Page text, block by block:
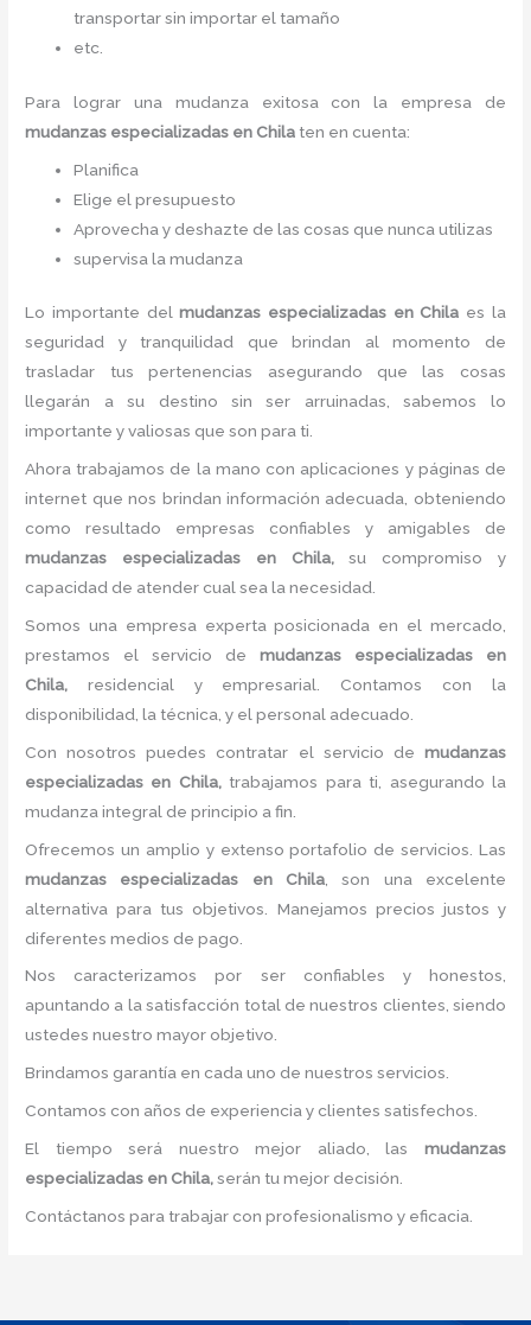
transportar sin importar el tamaño
etc.
Para lograr una mudanza exitosa con la empresa de
mudanzas especializadas en Chila ten en cuenta:
Planifica
Elige el presupuesto
Aprovecha y deshazte de las cosas que nunca utilizas
supervisa la mudanza
Lo importante delmudanzas especializadas en Chila es la
seguridad y tranquilidad que brindan al momento de
trasladar tus pertenencias asegurando que las cosas
llegarán a su destino sin ser arruinadas, sabemos lo
importante y valiosas que son para ti.
Ahora trabajamos de la mano con aplicaciones y páginas de
internet que nos brindan información adecuada, obteniendo
como resultado empresas confiables y amigables de
mudanzas especializadasen Chila,su compromiso y
capacidad de atender cual sea la necesidad.
Somos una empresa experta posicionada en el mercado,
prestamos el servicio de mudanzas especializadasen
Chila, residencial y empresarial. Contamos con la
disponibilidad, la técnica, y el personal adecuado.
Con nosotros puedes contratar el servicio de mudanzas
especializadas en Chila, trabajamos para ti, asegurando la
mudanza integral de principio a fin.
Ofrecemos un amplio y extenso portafolio de servicios. Las
mudanzas especializadas en Chila , son una excelente
alternativa para tus objetivos. Manejamos precios justos y
diferentes medios de pago.
Nos caracterizamos por ser confiables y honestos,
apuntando a la satisfacción total de nuestros clientes, siendo
ustedes nuestro mayor objetivo.
Brindamos garantía en cada uno de nuestros servicios.
Contamos con años de experiencia y clientes satisfechos.
El tiempo será nuestro mejor aliado, las mudanzas
especializadas en Chila,serán tu mejor decisión.
Contáctanos para trabajar con profesionalismo y eficacia.